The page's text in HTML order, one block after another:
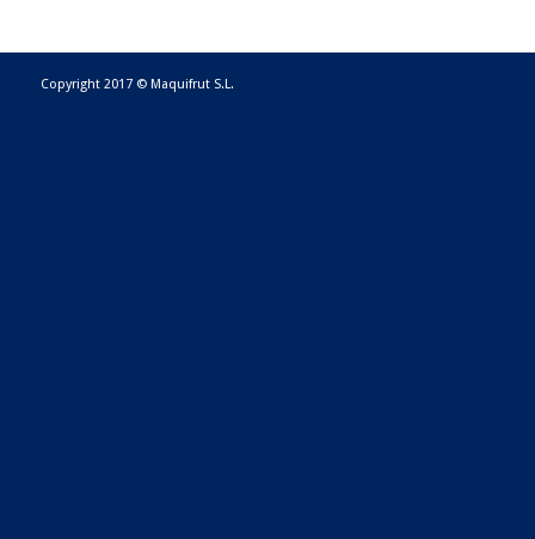
Copyright 2017 © Maquifrut S.L.